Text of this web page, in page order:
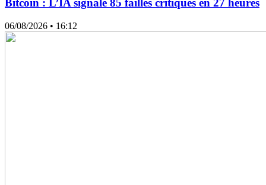
Bitcoin : L’IA signale 85 failles critiques en 27 heures
06/08/2026 • 16:12